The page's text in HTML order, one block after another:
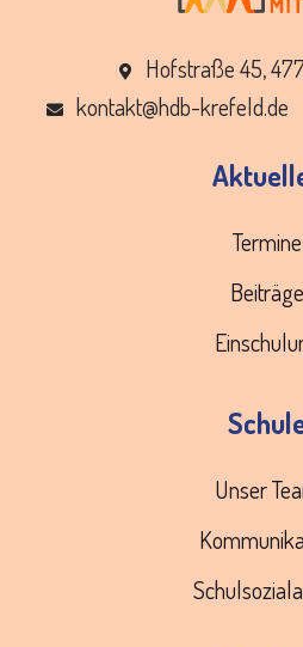
Hofstraße 45,
ed.dleferk-bdh@tkatnok
Termine
Beiträge
Unser